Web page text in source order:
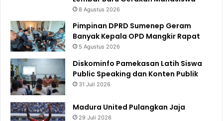
8 Agustus 2026
Pimpinan DPRD Sumenep Geram
Banyak Kepala OPD Mangkir Rapat
5 Agustus 2026
Diskominfo Pamekasan Latih Siswa
Public Speaking dan Konten Publik
31 Juli 2026
Madura United Pulangkan Jaja
29 Juli 2026